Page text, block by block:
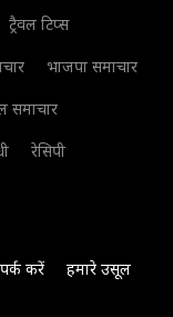
ट्रैवल टिप्स
भाजपा समाचार
समाचार
रेसिपी
करें
हमारे उसूल